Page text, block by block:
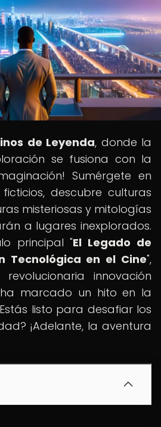
de Leyenda, donde la
se fusiona con la
Sumérgete en
descubre culturas
misteriosas y mitologías
a lugares inexplorados.
principal "El Legado de
Tecnológica en el Cine",
innovación
marcado un hito en la
listo para desafiar los
¡Adelante, la aventura